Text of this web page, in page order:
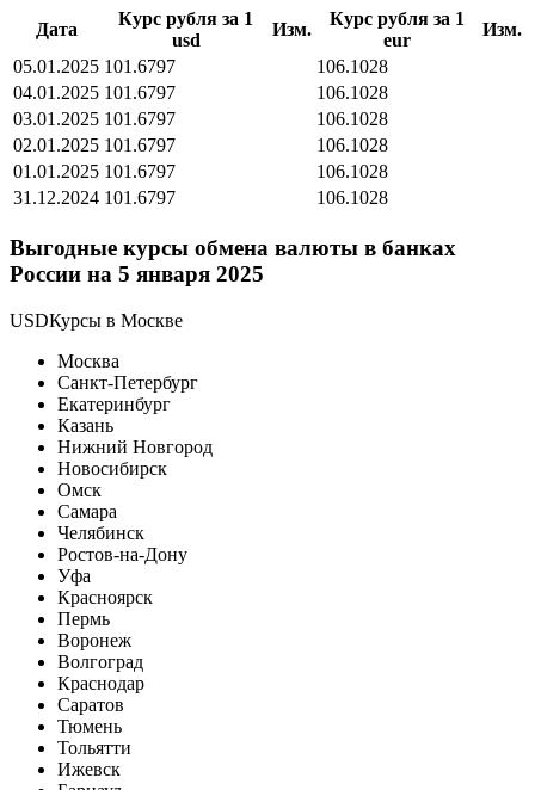
Дата
Курс рубля за 1
usd
Изм.
Курс рубля за 1
eur
Изм.
05.01.2025 101.6797
106.1028
04.01.2025 101.6797
106.1028
03.01.2025 101.6797
106.1028
02.01.2025 101.6797
106.1028
01.01.2025 101.6797
106.1028
31.12.2024 101.6797 106.1028
Выгодные курсы обмена валюты в банках
России на 5 января 2025
USDКурсы в Москве
Москва
Санкт-Петербург
Екатеринбург
Казань
Нижний Новгород
Новосибирск
Омск
Самара
Челябинск
Ростов-на-Дону
Уфа
Красноярск
Пермь
Воронеж
Волгоград
Краснодар
Саратов
Тюмень
Тольятти
Ижевск